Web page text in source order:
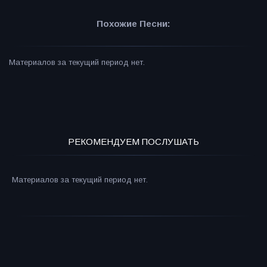
Похожие Песни:
Материалов за текущий период нет.
РЕКОМЕНДУЕМ ПОСЛУШАТЬ
Материалов за текущий период нет.